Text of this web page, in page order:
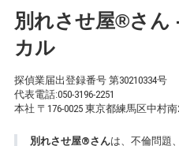
別れさせ屋®さん
カル
探偵業届出登録番号 第30210334号
代表電話:050-3196-2251
本社 〒176-0025 東京都練馬区中村
別れさせ屋®さんは、不倫問題